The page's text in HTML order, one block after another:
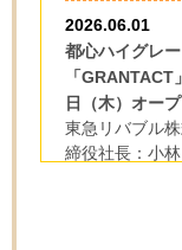
2026.06.01
都心ハイグレ
「
日（木）オー
東急リバブル
締役社長：小
「